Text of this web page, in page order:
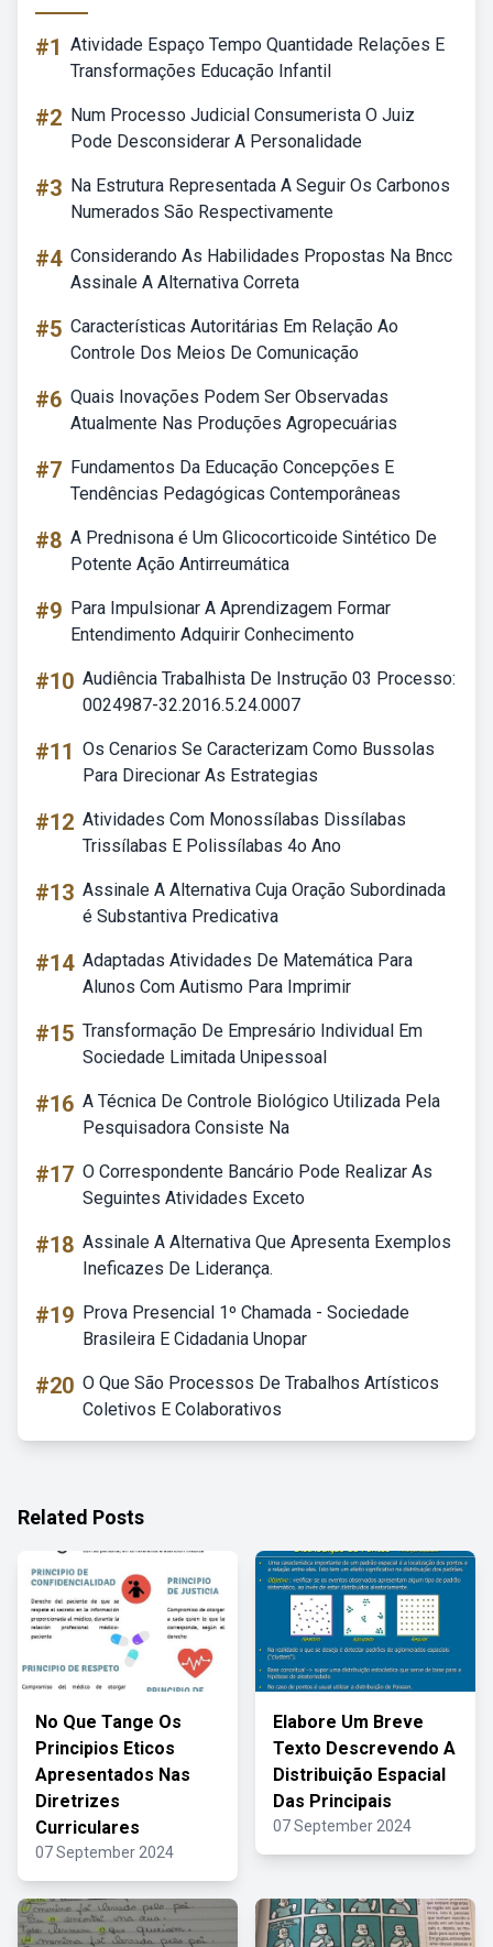
#1 Atividade Espaço Tempo Quantidade Relações E
Transformações Educação Infantil
#2 Num Processo Judicial Consumerista O Juiz
Pode Desconsiderar A Personalidade
#3 Na Estrutura Representada A Seguir Os Carbonos
Numerados São Respectivamente
#4 Considerando As Habilidades Propostas Na Bncc
Assinale A Alternativa Correta
#5 Características Autoritárias Em Relação Ao
Controle Dos Meios De Comunicação
#6 Quais Inovações Podem Ser Observadas
Atualmente Nas Produções Agropecuárias
#7 Fundamentos Da Educação Concepções E
Tendências Pedagógicas Contemporâneas
#8 A Prednisona é Um Glicocorticoide Sintético De
Potente Ação Antirreumática
#9 Para Impulsionar A Aprendizagem Formar
Entendimento Adquirir Conhecimento
#10 Audiência Trabalhista De Instrução 03 Processo:
0024987-32.2016.5.24.0007
#11 Os Cenarios Se Caracterizam Como Bussolas
Para Direcionar As Estrategias
#12 Atividades Com Monossílabas Dissílabas
Trissílabas E Polissílabas 4o Ano
#13 Assinale A Alternativa Cuja Oração Subordinada
é Substantiva Predicativa
#14 Adaptadas Atividades De Matemática Para
Alunos Com Autismo Para Imprimir
#15 Transformação De Empresário Individual Em
Sociedade Limitada Unipessoal
#16 A Técnica De Controle Biológico Utilizada Pela
Pesquisadora Consiste Na
#17 O Correspondente Bancário Pode Realizar As
Seguintes Atividades Exceto
#18 Assinale A Alternativa Que Apresenta Exemplos
Ineficazes De Liderança.
#19 Prova Presencial 1º Chamada - Sociedade
Brasileira E Cidadania Unopar
#20 O Que São Processos De Trabalhos Artísticos
Coletivos E Colaborativos
Related Posts
No Que Tange Os
Principios Eticos
Apresentados Nas
Diretrizes
Curriculares
07 September 2024
Elabore Um Breve
Texto Descrevendo A
Distribuição Espacial
Das Principais
07 September 2024